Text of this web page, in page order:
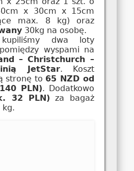
x 30cm x 15cm
max. 8 kg) oraz
30kg na osobę.
kupiliśmy dwa loty
wyspami na
– Christchurch –
JetStar. Koszt
stronę to 65 NZD od
PLN). Dodatkowo
32 PLN) za bagaż
kg.